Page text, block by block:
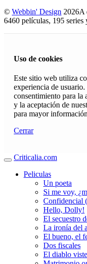
© Webbin' Design 2026A
6460 películas, 195 series
Uso de cookies
Este sitio web utiliza
experiencia de
consentimiento para la
y la aceptación de
para mayor
Cerrar
Criticalia.com
Peliculas
Un poeta
Si me voy,
Confidencial
Hello, Dolly!
El secuestro
La ironía del
El bueno, el
Dos fiscales
El diablo